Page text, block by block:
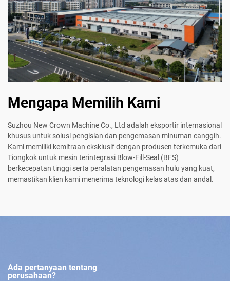
Mengapa Memilih Kami
Suzhou New Crown Machine Co., Ltd adalah eksportir internasional
khusus untuk solusi pengisian dan pengemasan minuman canggih.
Kami memiliki kemitraan eksklusif dengan produsen terkemuka dari
Tiongkok untuk mesin terintegrasi Blow-Fill-Seal (BFS)
berkecepatan tinggi serta peralatan pengemasan hulu yang kuat,
memastikan klien kami menerima teknologi kelas atas dan andal.
Ada pertanyaan tentang
perusahaan?